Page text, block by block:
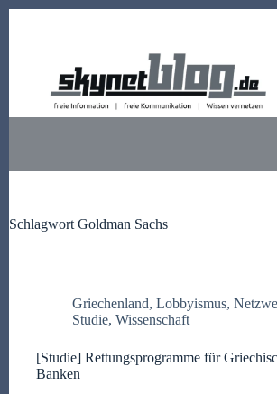
Schlagwort Goldman Sachs
Griechenland, Lobbyismus,
Studie, Wissenschaft
[Studie] Rettungsprogramme für
Banken